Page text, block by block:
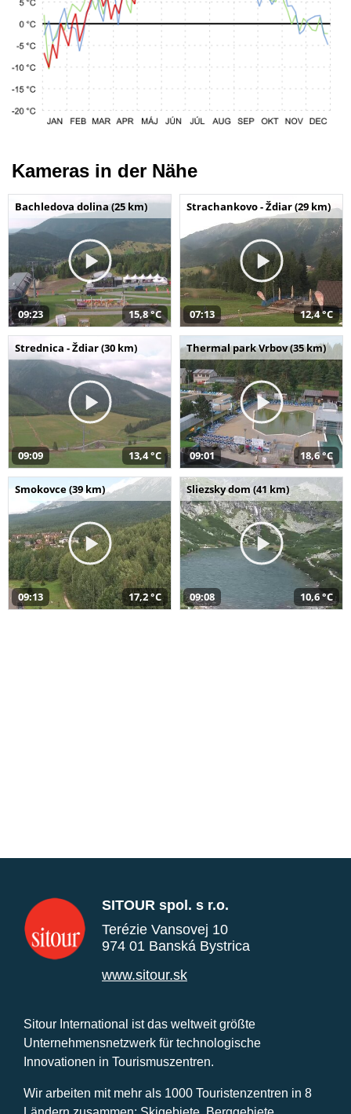
Kameras in der Nähe
Bachledova dolina (25 km)
09:23 15,8 °C
Strachankovo - Ždiar (29 km)
07:13 12,4 °C
Strednica - Ždiar (30 km)
09:09 13,4 °C
Thermal park Vrbov (35 km)
09:01 18,6 °C
Smokovce (39 km)
09:13 17,2 °C
Sliezsky dom (41 km)
09:08 10,6 °C
SITOUR spol. s r.o.
Terézie Vansovej 10
974 01 Banská Bystrica
www.sitour.sk
Sitour International ist das weltweit größte
Unternehmensnetzwerk für technologische
Innovationen in Tourismuszentren.
Wir arbeiten mit mehr als 1000 Touristenzentren in 8